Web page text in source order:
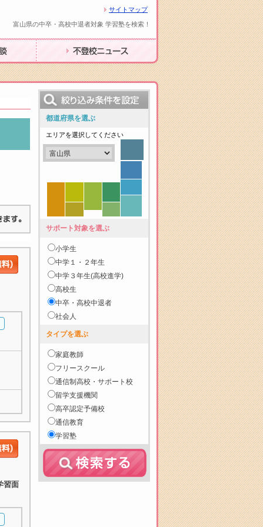
サイトマップ
富山県の中卒・高校中退者対象 学習塾を検索！
不登校ニュース
習面
都道府県を選ぶ
エリアを選択してください
サポート対象を選ぶ
小学生
中学１・２年生
中学３年生(高校進学)
高校生
中卒・高校中退者
社会人
タイプを選ぶ
家庭教師
フリースクール
通信制高校・サポート校
留学支援機関
高卒認定予備校
通信教育
学習塾